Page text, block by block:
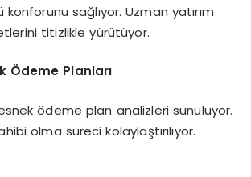
sağlıyor. Uzman yatırım
titizlikle yürütüyor.
Ödeme Planları
ödeme plan analizleri sunuluyor.
olma süreci kolaylaştırılıyor.